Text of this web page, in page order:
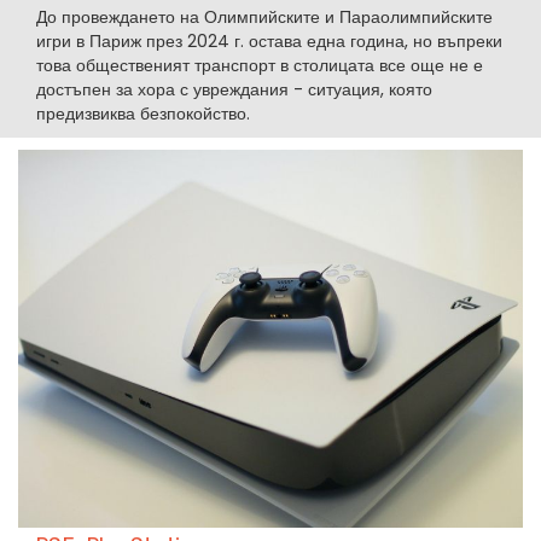
До провеждането на Олимпийските и Параолимпийските
игри в Париж през 2024 г. остава една година, но въпреки
това общественият транспорт в столицата все още не е
достъпен за хора с увреждания - ситуация, която
предизвиква безпокойство.